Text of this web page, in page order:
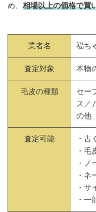
め、 相場以上の価格で買
業者名 福ち
査定対象 本物
毛皮の種類
セー
ス／
の他
査定可能
・古
・毛
・ノ
・ネ
・サ
・一